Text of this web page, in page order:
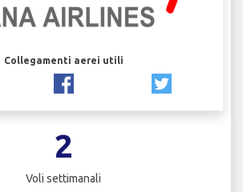
Collegamenti aerei utili
2
Voli settimanali